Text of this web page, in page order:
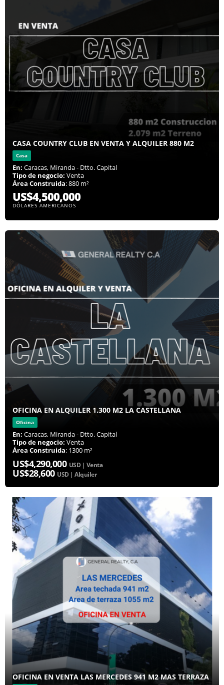
CASA COUNTRY CLUB EN VENTA Y ALQUILER 880 M2
Casa
En: Caracas, Miranda - Dtto. Capital
Tipo de negocio: Venta
Área Construida: 880 m²
US$4,500,000
DÓLARES AMERICANOS
OFICINA EN ALQUILER 1.300 M2 LA CASTELLANA
Oficina
En: Caracas, Miranda - Dtto. Capital
Tipo de negocio: Venta
Área Construida: 1300 m²
US$4,290,000 USD | Venta
US$28,600 USD | Alquiler
OFICINA EN VENTA LAS MERCEDES 941 M2 MAS TERRAZA